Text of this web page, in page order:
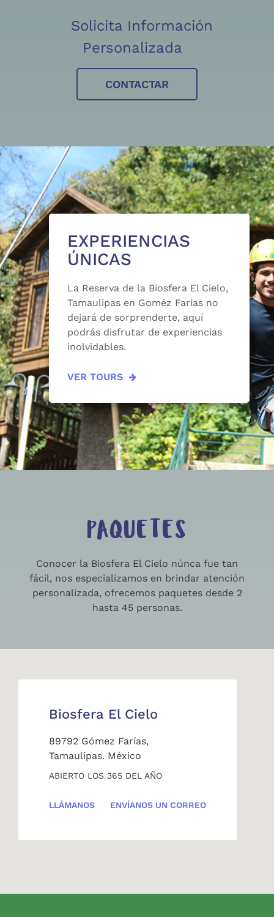
Solicita Información
Personalizada
CONTACTAR
EXPERIENCIAS
ÚNICAS
La Reserva de la Biosfera El Cielo,
Tamaulipas en Goméz Farías no
dejará de sorprenderte, aquí
podrás disfrutar de experiencias
inolvidables.
VER TOURS
PAQUETES
Conocer la Biosfera El Cielo núnca fue tan
fácil, nos especializamos en brindar atención
personalizada, ofrecemos paquetes desde 2
hasta 45 personas.
Biosfera El Cielo
89792 Gómez Farías,
Tamaulipas. México
ABIERTO LOS 365 DEL AÑO
LLÁMANOS ENVÍANOS UN CORREO